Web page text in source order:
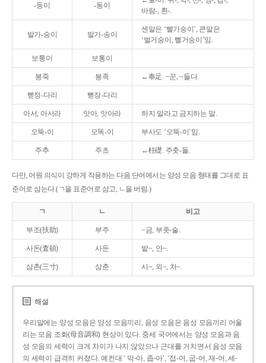
-둥이 -동이
바람-, 흰-.
발가-숭이 발가-송이
센말은 ‘빨가숭이’, 큰말은
‘벌거숭이, 뻘거숭이’임.
보퉁이 보통이
봉죽 봉족 ←奉足. ~꾼, ~들다.
뻗정-다리 뻗장-다리
아서, 아서라 앗아, 앗아라 하지 말라고 금지하는 말.
오뚝-이 오똑-이 부사도 ‘오뚝-이’임.
주추 주초 ←柱礎. 주춧-돌.
다만, 어원 의식이 강하게 작용하는 다음 단어에서는 양성 모음 형태를 그대로 표
준어로 삼는다.(ㄱ을 표준어로 삼고, ㄴ을 버림.)
ㄱ ㄴ 비고
부조(扶助) 부주 ~금, 부좃-술.
사돈(査頓) 사둔 밭~, 안~.
삼촌(三寸) 삼춘 시~, 외~, 처~.
해설
우리말에는 양성 모음은 양성 모음끼리, 음성 모음은 음성 모음끼리 어울
리는 모음 조화(母音調和) 현상이 있다. 중세 국어에서는 양성 모음과 음
성 모음의 세력이 크게 차이가 나지 않았으나 근대를 거치면서 음성 모음
의 세력이 급격히 커졌다. 예컨대 ‘ 막-아, 좁-아’, ‘접-어, 굽-어, 재-어, 세-